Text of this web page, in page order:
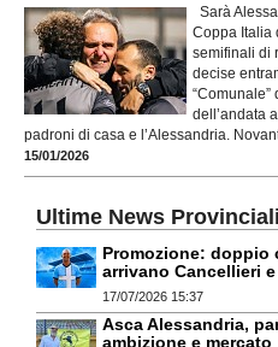
Sarà
Coppa Italia
semifinali di
decise
dell’andata
padroni di casa e l’Alessandria.
15/01/2026
Ultime News Provinciali
Promozione: doppio
arrivano Cancellieri e
17/07/2026 15:37
Asca Alessandria,
ambizione e mercato